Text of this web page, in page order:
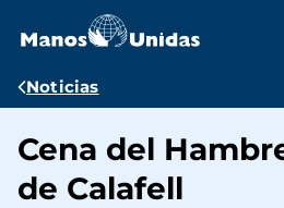
contenido
Ruta
navegación
Noticias
Cena del
de Calafell